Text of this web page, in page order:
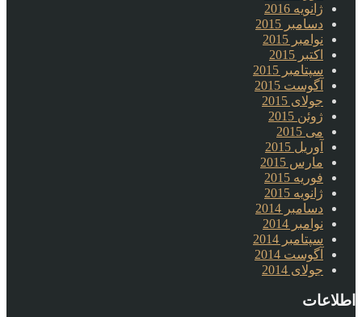
ژانویه 2016
دسامبر 2015
نوامبر 2015
اکتبر 2015
سپتامبر 2015
آگوست 2015
جولای 2015
ژوئن 2015
می 2015
آوریل 2015
مارس 2015
فوریه 2015
ژانویه 2015
دسامبر 2014
نوامبر 2014
سپتامبر 2014
آگوست 2014
جولای 2014
اطلاعات